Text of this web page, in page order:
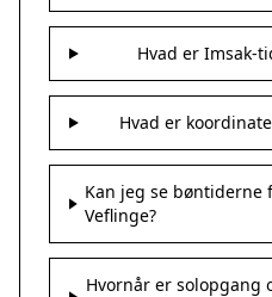
Hvad er Imsak-
Hvad er
Kan jeg se bøntiderne
Veflinge?
Hvornår er solopgang